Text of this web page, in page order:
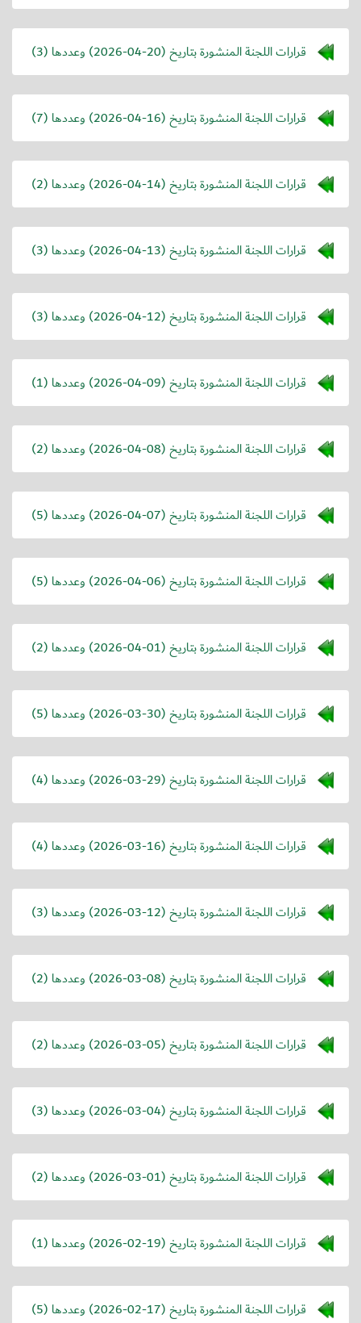
قرارات اللجنة المنشورة بتاريخ (2026-04-20) وعددها (3)
قرارات اللجنة المنشورة بتاريخ (2026-04-16) وعددها (7)
قرارات اللجنة المنشورة بتاريخ (2026-04-14) وعددها (2)
قرارات اللجنة المنشورة بتاريخ (2026-04-13) وعددها (3)
قرارات اللجنة المنشورة بتاريخ (2026-04-12) وعددها (3)
قرارات اللجنة المنشورة بتاريخ (2026-04-09) وعددها (1)
قرارات اللجنة المنشورة بتاريخ (2026-04-08) وعددها (2)
قرارات اللجنة المنشورة بتاريخ (2026-04-07) وعددها (5)
قرارات اللجنة المنشورة بتاريخ (2026-04-06) وعددها (5)
قرارات اللجنة المنشورة بتاريخ (2026-04-01) وعددها (2)
قرارات اللجنة المنشورة بتاريخ (2026-03-30) وعددها (5)
قرارات اللجنة المنشورة بتاريخ (2026-03-29) وعددها (4)
قرارات اللجنة المنشورة بتاريخ (2026-03-16) وعددها (4)
قرارات اللجنة المنشورة بتاريخ (2026-03-12) وعددها (3)
قرارات اللجنة المنشورة بتاريخ (2026-03-08) وعددها (2)
قرارات اللجنة المنشورة بتاريخ (2026-03-05) وعددها (2)
قرارات اللجنة المنشورة بتاريخ (2026-03-04) وعددها (3)
قرارات اللجنة المنشورة بتاريخ (2026-03-01) وعددها (2)
قرارات اللجنة المنشورة بتاريخ (2026-02-19) وعددها (1)
قرارات اللجنة المنشورة بتاريخ (2026-02-17) وعددها (5)